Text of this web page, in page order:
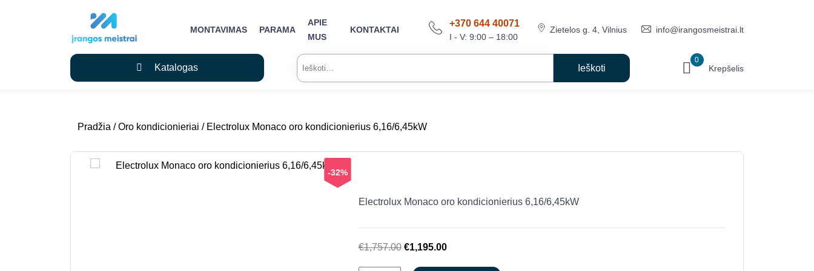
MONTAVIMAS PARAMA
APIE
MUS
KONTAKTAI
+370 644 40071
I - V: 9:00 – 18:00
Zietelos g. 4, Vilnius info@irangosmeistrai.lt
Katalogas
Ieškoti: 0
Krepšelis
Pradžia /Oro kondicionieriai / Electrolux Monaco oro kondicionierius 6,16/6,45kW
-32%
Electrolux Monaco oro kondicionierius 6,16/6,45kW
€1,757.00 Original
€1,195.00Current